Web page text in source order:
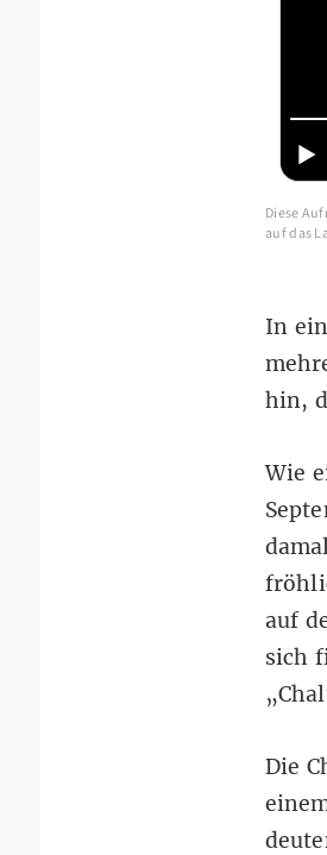
Diese
auf das
In
hin,
Wie
auf
sich
Die